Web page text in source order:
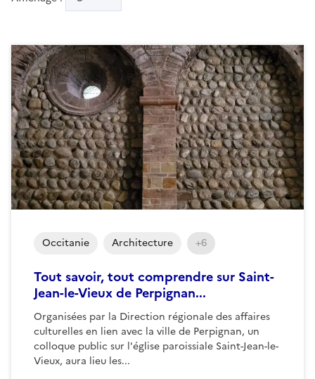
Tout savoir, tout comprendre sur Saint-
Jean-le-Vieux de Perpignan...
Organisées par la Direction régionale des affaires
culturelles en lien avec la ville de Perpignan, un
colloque public sur l'église paroissiale Saint-Jean-le-
Vieux, aura lieu les...
Occitanie Architecture +6